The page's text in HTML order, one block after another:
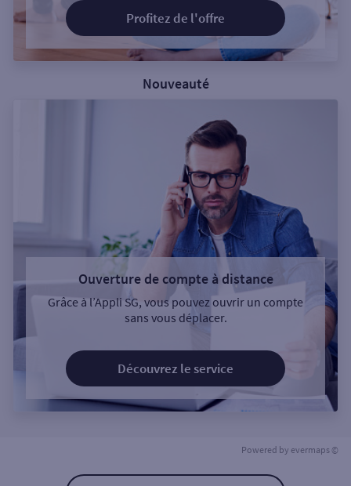
Profitez de l'offre
Nouveauté
Ouverture de compte à distance
Grâce à l’Appli SG, vous pouvez ouvrir un compte
sans vous déplacer.
Découvrez le service
Powered by evermaps ©